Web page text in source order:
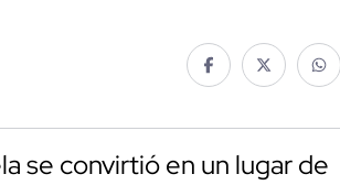
se convirtió en un lugar de